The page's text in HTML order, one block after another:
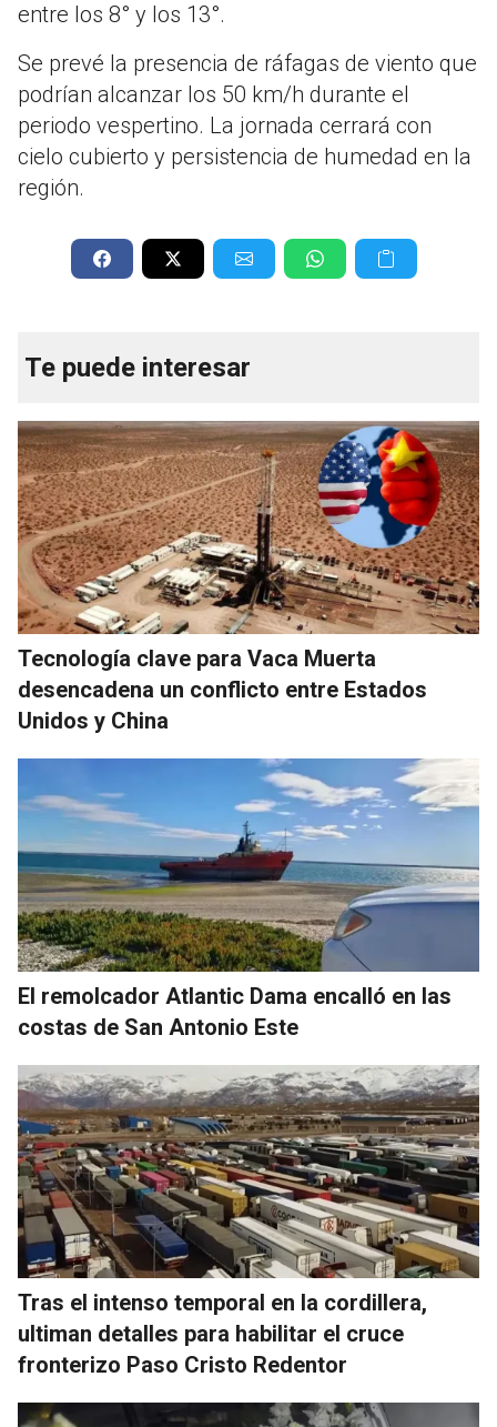
entre los 8° y los 13°.
Se prevé la presencia de ráfagas de viento que
podrían alcanzar los 50 km/h durante el
periodo vespertino. La jornada cerrará con
cielo cubierto y persistencia de humedad en la
región.
Te puede interesar
Tecnología clave para Vaca Muerta
desencadena un conflicto entre Estados
Unidos y China
El remolcador Atlantic Dama encalló en las
costas de San Antonio Este
Tras el intenso temporal en la cordillera,
ultiman detalles para habilitar el cruce
fronterizo Paso Cristo Redentor